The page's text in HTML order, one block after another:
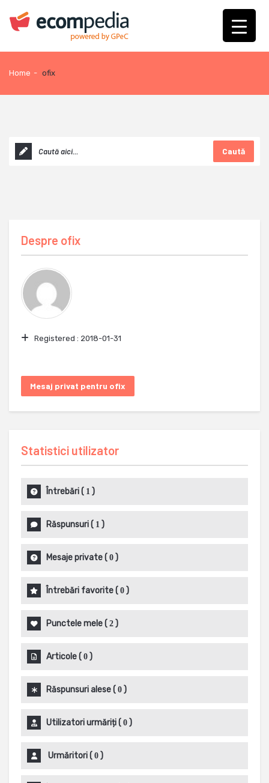
Home - ofix
Caută
Despre ofix
Registered : 2018-01-31
Mesaj privat pentru ofix
Statistici utilizator
Întrebări( 1 )
Răspunsuri( 1 )
Mesaje private( 0 )
Întrebări favorite( 0 )
Punctele mele( 2 )
Articole( 0 )
Răspunsuri alese( 0 )
Utilizatori urmăriți( 0 )
Urmăritori( 0 )